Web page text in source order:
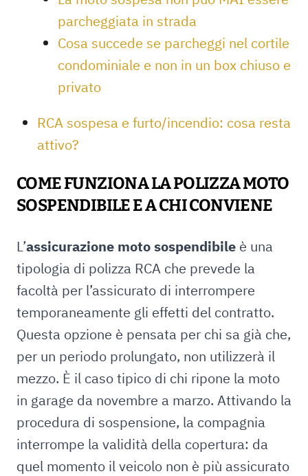
parcheggiata in strada
Cosa succede se parcheggi nel cortile
condominiale e non in un box chiuso e
privato
RCA sospesa e furto/incendio: cosa resta
attivo?
COME FUNZIONA LA POLIZZA MOTO
SOSPENDIBILE E A CHI CONVIENE
L’assicurazione moto sospendibile è una
tipologia di polizza RCA che prevede la
facoltà per l’assicurato di interrompere
temporaneamente gli effetti del contratto.
Questa opzione è pensata per chi sa già che,
per un periodo prolungato, non utilizzerà il
mezzo. È il caso tipico di chi ripone la moto
in garage da novembre a marzo. Attivando la
procedura di sospensione, la compagnia
interrompe la validità della copertura: da
quel momento il veicolo non è più assicurato